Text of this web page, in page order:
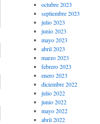
octubre 2023
septiembre 2023
julio 2023
junio 2023
mayo 2023
abril 2023
marzo 2023
febrero 2023
enero 2023
diciembre 2022
julio 2022
junio 2022
mayo 2022
abril 2022